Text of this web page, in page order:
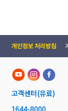
개인정보 처리방침
고객센터 (유료)